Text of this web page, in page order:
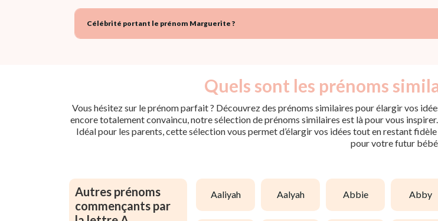
Célébrité portant le prénom Marguerite ?
Quels sont les prénoms
Vous hésitez sur le prénom parfait ? Découvrez des prénoms similaires pour élargir vos
encore totalement convaincu, notre sélection de prénoms similaires est là pour vous
Idéal pour les parents, cette sélection vous permet d’élargir vos idées tout en restant
pour votre futur
Autres prénoms
commençants par
aaliyah aalyah abbie abby